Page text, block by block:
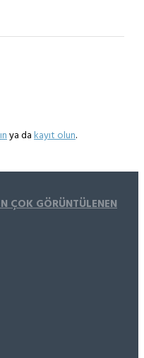
ya da kayıt olun.
ÇOK GÖRÜNTÜLENEN